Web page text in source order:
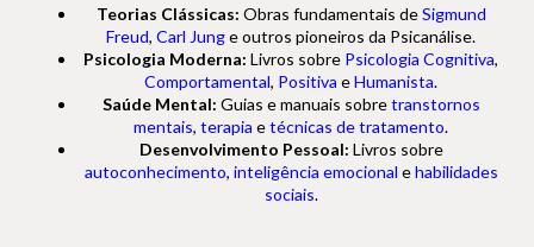
Teorias Clássicas: Obras fundamentais deSigmund
Freud, Carl Junge outros pioneiros da Psicanálise.
Psicologia Moderna: Livros sobre Psicologia Cognitiva,
Comportamental, Positiva eHumanista.
Saúde Mental: Guias e manuais sobretranstornos
mentais, terapia etécnicas de tratamento.
Desenvolvimento Pessoal: Livros sobre
autoconhecimento, inteligência emocional ehabilidades
sociais.